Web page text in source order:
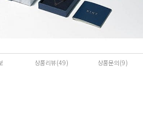
상품리뷰(49) 상품문의(9)